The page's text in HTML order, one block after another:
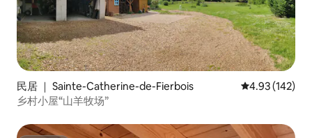
民居 ｜ Sainte-Catherine-de-Fierbois 平均评分 4.93
4.93 (142)
乡村小屋“山羊牧场”